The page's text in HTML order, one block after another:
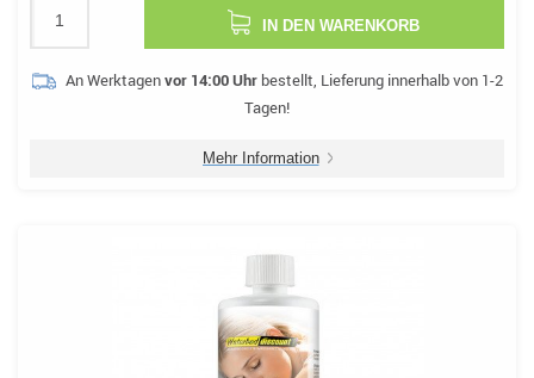
IN DEN WARENKORB
An Werktagenvor 14:00 Uhrbestellt, Lieferung innerhalb von 1-2
Tagen!
Mehr Information